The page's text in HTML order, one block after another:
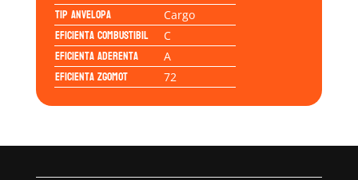
Tip anvelopa Cargo
Eficienta Combustibil C
Eficienta Aderenta A
Eficienta Zgomot 72